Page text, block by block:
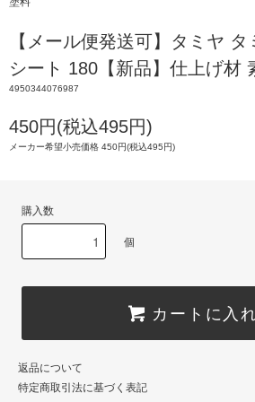
【メール便発送可】タミヤ
シート 180【新品】仕上げ材
4950344076987
450円(税込495円)
メーカー希望小売価格 450円(税込495円)
購入数
個
カートに入
返品について
特定商取引法に基づく表記